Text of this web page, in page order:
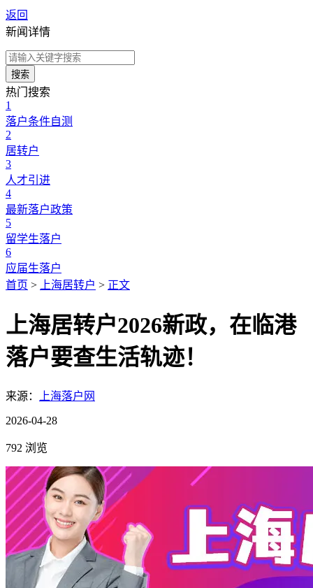
返回
新闻详情
搜索
热门搜索
1
落户条件自测
2
居转户
3
人才引进
4
最新落户政策
5
留学生落户
6
应届生落户
首页 > 上海居转户 > 正文
上海居转户2026新政，在临港
落户要查生活轨迹！
来源： 上海落户网
2026-04-28
792 浏览